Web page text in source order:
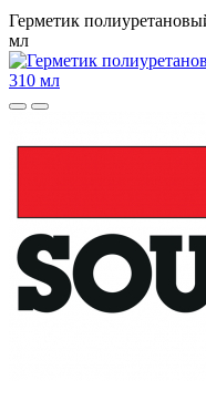
Герметик
мл